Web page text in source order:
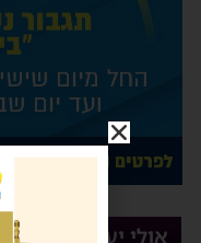
אולי יעניין אותך